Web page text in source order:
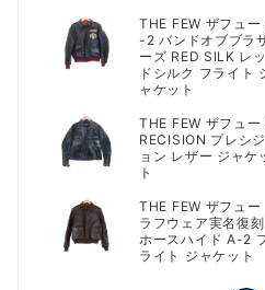
THE FEW ザフュー
-2 バンドオブブラ
ーズ RED SILK レッ
ドシルク フライト
ャケット
THE FEW ザフュー
RECISION プレシジ
ョン レザー ジャケ
ト
THE FEW ザフュー
ラフウェア実名復刻
ホースハイド A-2
ライト ジャケット